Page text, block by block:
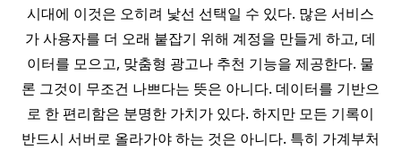
시대에 이것은 오히려 낯선 선택일 수 있다. 많은 서비스
가 사용자를 더 오래 붙잡기 위해 계정을 만들게 하고, 데
이터를 모으고, 맞춤형 광고나 추천 기능을 제공한다. 물
론 그것이 무조건 나쁘다는 뜻은 아니다. 데이터를 기반으
로 한 편리함은 분명한 가치가 있다. 하지만 모든 기록이
반드시 서버로 올라가야 하는 것은 아니다. 특히 가계부처